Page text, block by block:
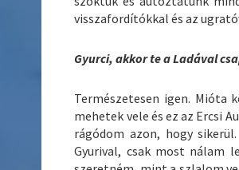
visszafordítókkal és az
Gyurci, akkor te a Ladával
Természetesen igen. Mióta
mehetek vele és ez az Ercsi
rágódom azon, hogy
Gyurival, csak most nálam